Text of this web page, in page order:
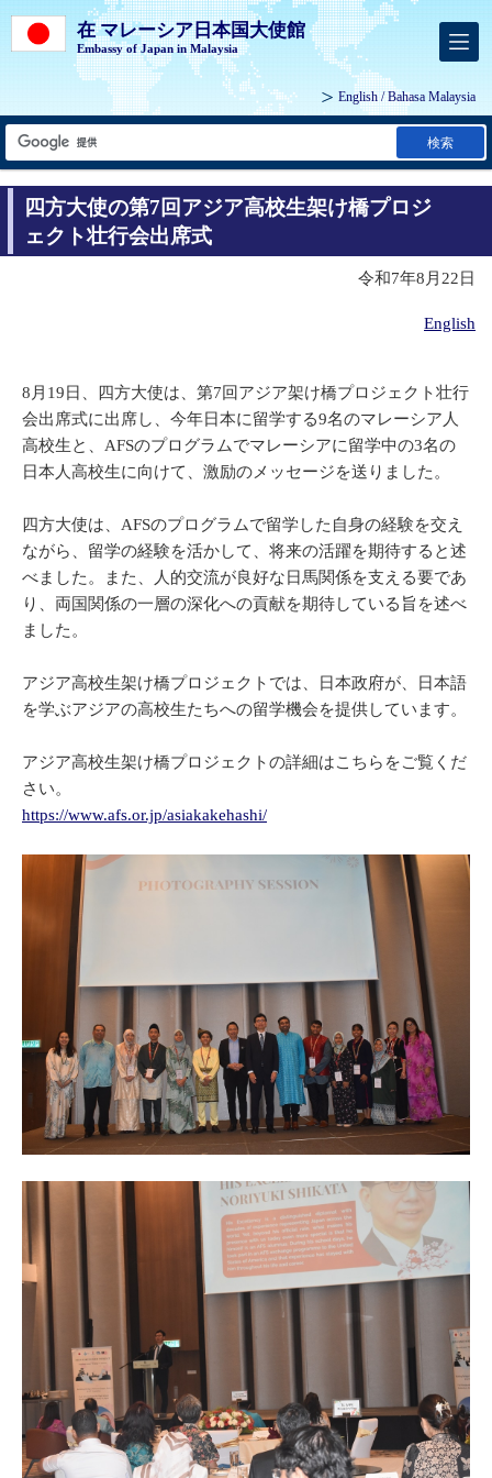
在 マレーシア日本国大使館
Embassy of Japan in Malaysia
English/Bahasa Malaysia
検索
四方大使の第7回アジア高校生架け橋プロジ
ェクト壮行会出席式
令和7年8月22日
English
8月19日、四方大使は、第7回アジア架け橋プロジェクト壮行
会出席式に出席し、今年日本に留学する9名のマレーシア人
高校生と、AFSのプログラムでマレーシアに留学中の3名の
日本人高校生に向けて、激励のメッセージを送りました。
四方大使は、AFSのプログラムで留学した自身の経験を交え
ながら、留学の経験を活かして、将来の活躍を期待すると述
べました。また、人的交流が良好な日馬関係を支える要であ
り、両国関係の一層の深化への貢献を期待している旨を述べ
ました。
アジア高校生架け橋プロジェクトでは、日本政府が、日本語
を学ぶアジアの高校生たちへの留学機会を提供しています。
アジア高校生架け橋プロジェクトの詳細はこちらをご覧くだ
さい。
https://www.afs.or.jp/asiakakehashi/